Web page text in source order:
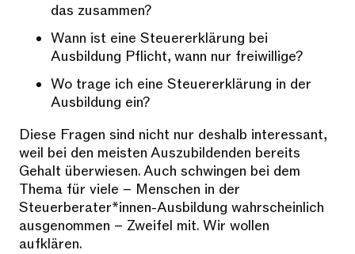
das zusammen?
Wann ist eine Steuererklärung bei
Ausbildung Pflicht, wann nur freiwillige?
Wo trage ich eine Steuererklärung in der
Ausbildung ein?
Diese Fragen sind nicht nur deshalb interessant,
weil bei den meisten Auszubildenden bereits
Gehalt überwiesen. Auch schwingen bei dem
Thema für viele – Menschen in der
Steuerberater*innen-Ausbildung wahrscheinlich
ausgenommen – Zweifel mit. Wir wollen
aufklären.